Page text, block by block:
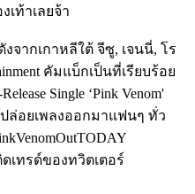
เท้าเลยจ้า
จากเกาหลีใต้ จีซู, เจนนี่, โร
คัมแบ็กเป็นที่เรียบร้อย
Single ‘Pink Venom'
อยเพลงออกมาแฟนๆ ทั่ว
ดเทรด์ของทวิตเตอร์